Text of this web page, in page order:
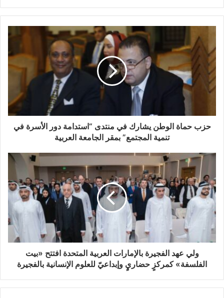
حزب حماة الوطن يشارك في منتدى “استدامة دور الأسرة في
تنمية المجتمع” بمقر الجامعة العربية
ولي عهد الفجيرة بالإمارات العربية المتحدة افتتح «بيت
الفلسفة» كمركزٍ حضاريٍ وإبداعيّ للعلوم الإنسانية بالفجيرة